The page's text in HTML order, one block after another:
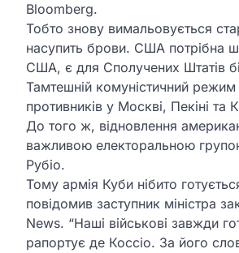
Bloomberg.
Тобто знову вимальовується
насупить брови. США потрібна
США, є для Сполучених Штатів
Тамтешній комуністичний
противників у Москві, Пекіні та
До того ж, відновлення
важливою електоральною
Рубіо.
Тому армія Куби нібито
повідомив заступник міністра
News. “Наші військові завжди
рапортує де Коссіо. За його